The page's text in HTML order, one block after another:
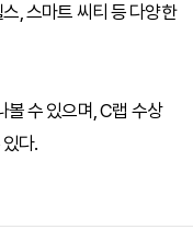
, 스마트 씨티 등 다양한
볼 수 있으며, C랩 수상
다.